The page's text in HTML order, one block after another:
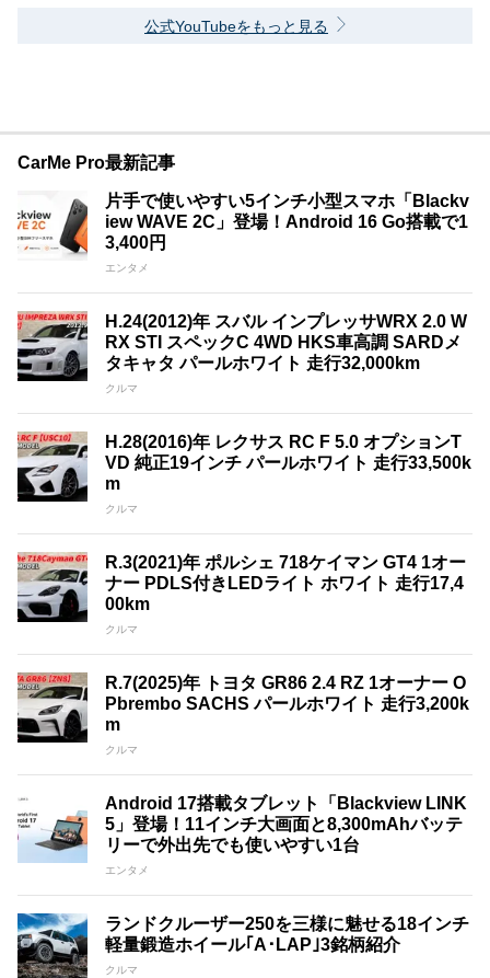
公式YouTubeをもっと見る
CarMe Pro最新記事
片手で使いやすい5インチ小型スマホ「Blackv
iew WAVE 2C」登場！Android 16 Go搭載で1
3,400円
エンタメ
H.24(2012)年 スバル インプレッサWRX 2.0 W
RX STI スペックC 4WD HKS車高調 SARDメ
タキャタ パールホワイト 走行32,000km
クルマ
H.28(2016)年 レクサス RC F 5.0 オプションT
VD 純正19インチ パールホワイト 走行33,500k
m
クルマ
R.3(2021)年 ポルシェ 718ケイマン GT4 1オー
ナー PDLS付きLEDライト ホワイト 走行17,4
00km
クルマ
R.7(2025)年 トヨタ GR86 2.4 RZ 1オーナー O
Pbrembo SACHS パールホワイト 走行3,200k
m
クルマ
Android 17搭載タブレット「Blackview LINK
5」登場！11インチ大画面と8,300mAhバッテ
リーで外出先でも使いやすい1台
エンタメ
ランドクルーザー250を三様に魅せる18インチ
軽量鍛造ホイール｢A･LAP｣3銘柄紹介
クルマ